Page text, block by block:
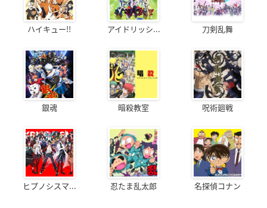
ハイキュー!! アイドリッシ... 刀剣乱舞
銀魂 暗殺教室 呪術廻戦
ヒプノシスマ... 忍たま乱太郎 名探偵コナン